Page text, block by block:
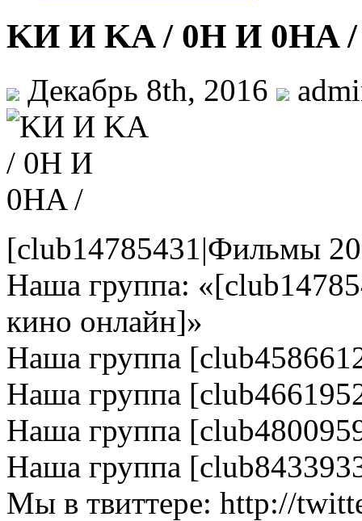
KИ И KA / 0H И 0HA /
Декабрь 8th, 2016
[club14785431|Фильмы
Наша группа:
кино онлайн]»
Наша группа
Наша группа
Наша группа
Наша группа
Мы в твиттере: http://